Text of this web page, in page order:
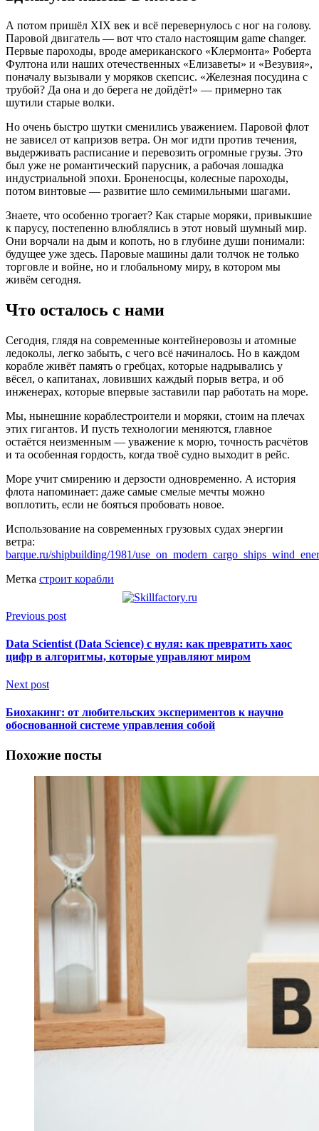
А потом пришёл XIX век и всё перевернулось с ног на голову.
Паровой двигатель — вот что стало настоящим game changer.
Первые пароходы, вроде американского «Клермонта» Роберта
Фултона или наших отечественных «Елизаветы» и «Везувия»,
поначалу вызывали у моряков скепсис. «Железная посудина с
трубой? Да она и до берега не дойдёт!» — примерно так
шутили старые волки.
Но очень быстро шутки сменились уважением. Паровой флот
не зависел от капризов ветра. Он мог идти против течения,
выдерживать расписание и перевозить огромные грузы. Это
был уже не романтический парусник, а рабочая лошадка
индустриальной эпохи. Броненосцы, колесные пароходы,
потом винтовые — развитие шло семимильными шагами.
Знаете, что особенно трогает? Как старые моряки, привыкшие
к парусу, постепенно влюблялись в этот новый шумный мир.
Они ворчали на дым и копоть, но в глубине души понимали:
будущее уже здесь. Паровые машины дали толчок не только
торговле и войне, но и глобальному миру, в котором мы
живём сегодня.
Что осталось с нами
Сегодня, глядя на современные контейнеровозы и атомные
ледоколы, легко забыть, с чего всё начиналось. Но в каждом
корабле живёт память о гребцах, которые надрывались у
вёсел, о капитанах, ловивших каждый порыв ветра, и об
инженерах, которые впервые заставили пар работать на море.
Мы, нынешние кораблестроители и моряки, стоим на плечах
этих гигантов. И пусть технологии меняются, главное
остаётся неизменным — уважение к морю, точность расчётов
и та особенная гордость, когда твоё судно выходит в рейс.
Море учит смирению и дерзости одновременно. А история
флота напоминает: даже самые смелые мечты можно
воплотить, если не бояться пробовать новое.
Использование на современных грузовых судах энергии
ветра:
barque.ru/shipbuilding/1981/
Метка строит корабли
Previous post
Data Scientist (Data Science) с нуля: как превратить хаос
цифр в алгоритмы, которые управляют миром
Next post
Биохакинг: от любительских экспериментов к научно
обоснованной системе управления собой
Похожие посты